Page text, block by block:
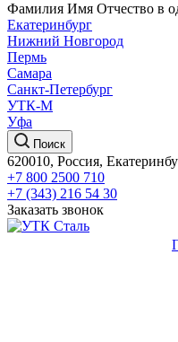
Фамилия Имя Отчество в
Екатеринбург
Нижний Новгород
Пермь
Самара
Санкт-Петербург
УТК-М
Уфа
Поиск
620010, Россия,
+7 800 2500 710
+7 (343) 216 54 30
Заказать звонок